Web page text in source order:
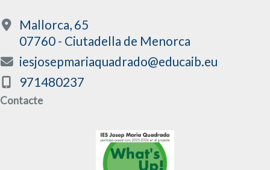
Mallorca, 65
07760 - Ciutadella de Menorca
iesjosepmariaquadrado@educaib.eu
971480237
Contacte